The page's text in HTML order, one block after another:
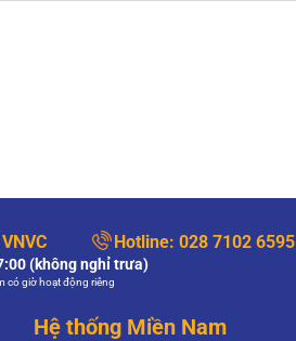
Hotline: 028 7102 6595
(không nghỉ trưa)
có giờ hoạt động riêng
Hệ thống Miền Nam